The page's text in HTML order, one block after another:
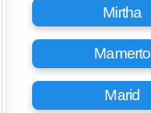
Mirtha
Mamerto
Marid